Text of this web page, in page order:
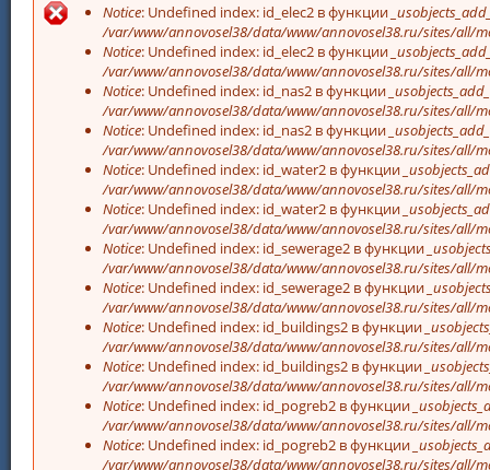
Сообщение об ошибке
Notice: Undefined index: id_elec2 в функции
/var/www/annovosel38/data/www/annovosel38.ru/sites/all/
Notice: Undefined index: id_elec2 в функции
/var/www/annovosel38/data/www/annovosel38.ru/sites/all/
Notice: Undefined index: id_nas2 в функции
/var/www/annovosel38/data/www/annovosel38.ru/sites/all/
Notice: Undefined index: id_nas2 в функции
/var/www/annovosel38/data/www/annovosel38.ru/sites/all/
Notice: Undefined index: id_water2 в функции
/var/www/annovosel38/data/www/annovosel38.ru/sites/all/
Notice: Undefined index: id_water2 в функции
/var/www/annovosel38/data/www/annovosel38.ru/sites/all/
Notice: Undefined index: id_sewerage2 в функции
/var/www/annovosel38/data/www/annovosel38.ru/sites/all/
Notice: Undefined index: id_sewerage2 в функции
/var/www/annovosel38/data/www/annovosel38.ru/sites/all/
Notice: Undefined index: id_buildings2 в функции
/var/www/annovosel38/data/www/annovosel38.ru/sites/all/
Notice: Undefined index: id_buildings2 в функции
/var/www/annovosel38/data/www/annovosel38.ru/sites/all/
Notice: Undefined index: id_pogreb2 в функции
/var/www/annovosel38/data/www/annovosel38.ru/sites/all/
Notice: Undefined index: id_pogreb2 в функции
/var/www/annovosel38/data/www/annovosel38.ru/sites/all/